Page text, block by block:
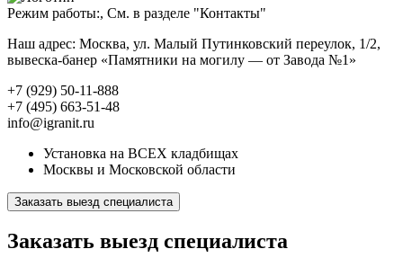
Режим работы:, См. в разделе "Контакты"
Наш адрес: Москва, ул. Малый Путинковский переулок, 1/2,
вывеска-банер «Памятники на могилу — от Завода №1»
+7 (929) 50-11-888
+7 (495) 663-51-48
info@igranit.ru
Установка на ВСЕХ кладбищах
Москвы и Московской области
Заказать выезд специалиста
Заказать выезд специалиста